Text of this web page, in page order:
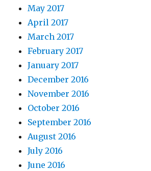
May 2017
April 2017
March 2017
February 2017
January 2017
December 2016
November 2016
October 2016
September 2016
August 2016
July 2016
June 2016